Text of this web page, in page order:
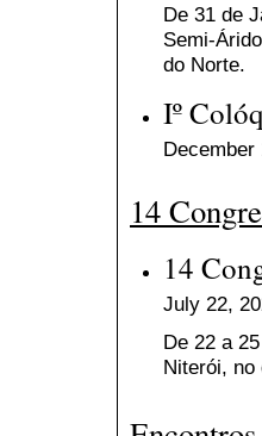
De 31 de
Semi-
do Norte.
Iº
December
14
14
July 22,
De 22 a
Niterói, no